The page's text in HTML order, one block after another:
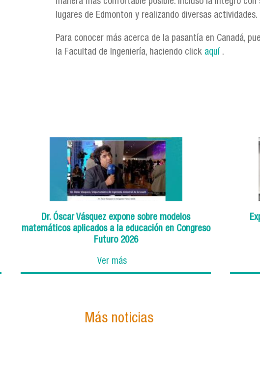
lugares de Edmonton y realizando diversas actividades.
Para conocer más acerca de la pasantía en Canadá,
la Facultad de Ingeniería, haciendo click aquí .
Dr. Óscar Vásquez expone sobre modelos
matemáticos aplicados a la educación en Congreso
Futuro 2026
Ver más
Más noticias